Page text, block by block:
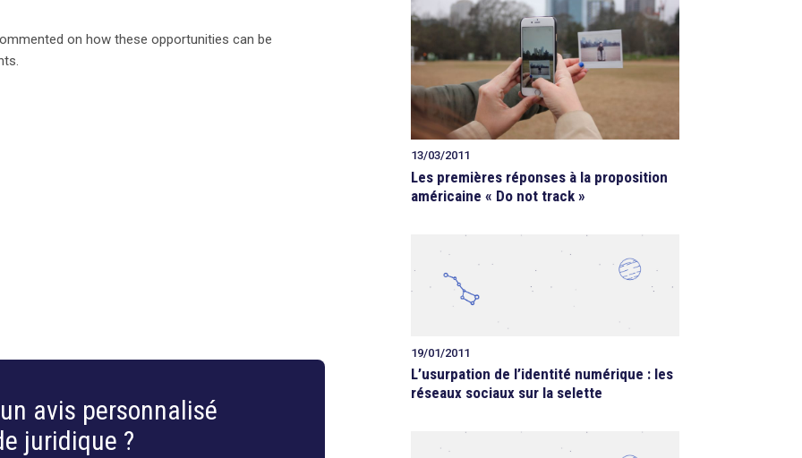
en trois parties, nous explorerons comment
respectant les exigences de protection des
et respect de la vie privée devient essentielle
des cartes intelligentes dépendra donc d’un
on how these opportunities can be
avis personnalisé
juridique ?
13/03/2011
Les premières réponses à la proposition
américaine « Do not track »
19/01/2011
L’usurpation de l’identité numérique : les
réseaux sociaux sur la selette